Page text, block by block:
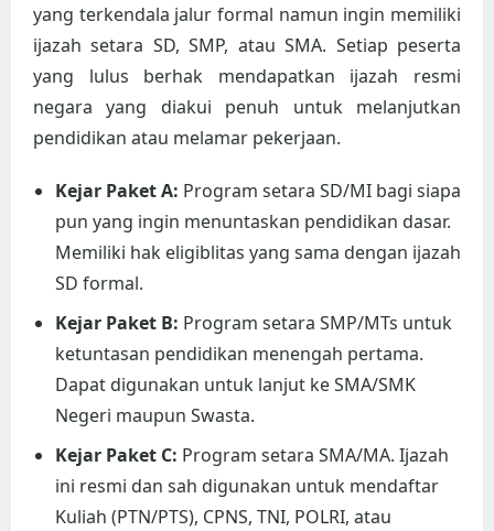
yang terkendala jalur formal namun ingin memiliki
ijazah setara SD, SMP, atau SMA. Setiap peserta
yang lulus berhak mendapatkan ijazah resmi
negara yang diakui penuh untuk melanjutkan
pendidikan atau melamar pekerjaan.
Kejar Paket A: Program setara SD/MI bagi siapa
pun yang ingin menuntaskan pendidikan dasar.
Memiliki hak eligiblitas yang sama dengan ijazah
SD formal.
Kejar Paket B: Program setara SMP/MTs untuk
ketuntasan pendidikan menengah pertama.
Dapat digunakan untuk lanjut ke SMA/SMK
Negeri maupun Swasta.
Kejar Paket C: Program setara SMA/MA. Ijazah
ini resmi dan sah digunakan untuk mendaftar
Kuliah (PTN/PTS), CPNS, TNI, POLRI, atau